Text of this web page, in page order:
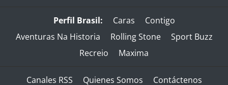
Perfil Brasil: Caras
Contigo
Aventuras Na Historia
Rolling Stone
Sport Buzz
Recreio
Maxima
Canales RSS Quienes Somos Contáctenos